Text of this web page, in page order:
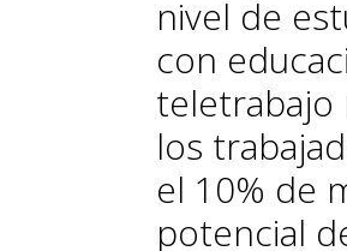
nivel de
con
teletrabajo
los
el 10% de
potencial